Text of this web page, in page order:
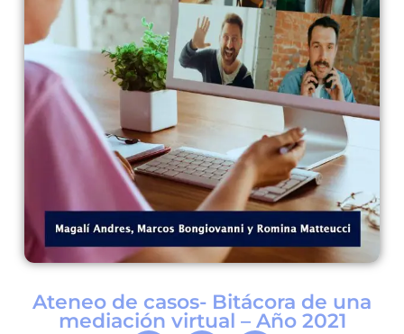
Ateneo de casos- Bitácora de una
mediación virtual – Año 2021